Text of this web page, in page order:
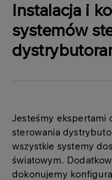
Instalacja i
systemów
Jesteśmy ekspertami
sterowania
wszystkie systemy
światowym.
dokonujemy